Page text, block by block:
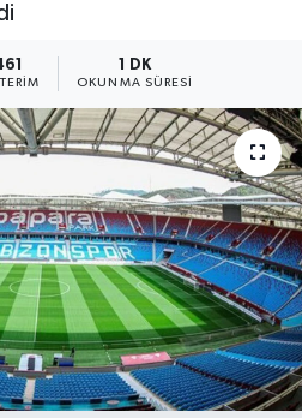
1 DK
OKUNMA SÜRESI